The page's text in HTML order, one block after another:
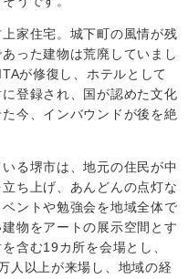
家住宅。城下町の風情が残
った建物は荒廃していまし
が修復し、ホテルとして
登録され、国が認めた文化
今、インバウンドが後を絶
る堺市は、地元の住民が中
ち上げ、あんどんの点灯な
ントや勉強会を地域全体で
物をアートの展示空間とす
含む19カ所を会場とし、
人以上が来場し、地域の経